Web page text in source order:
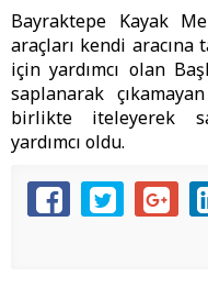
Bayraktepe Kayak
araçları kendi aracına
için yardımcı olan
saplanarak
birlikte iteleyerek
yardımcı oldu.